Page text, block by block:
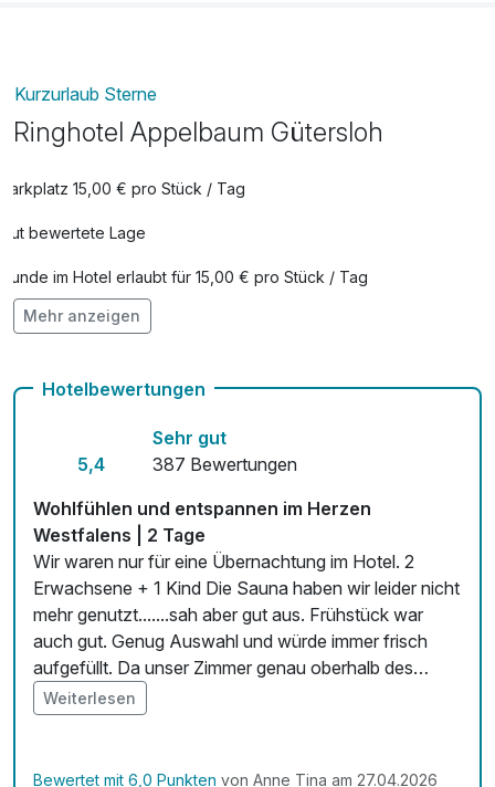
Extra HeimatGenuss-Frühstück
pro Person
pro Stück
Flasche Champagner
pro Stück
Kinder-Zustellbett
pro Nacht
Lunchpaket
pro Person
Massage 45,00 €
pro Person (30 Minuten)
Obstkorb 15,00 €
pro Zimmer
Kurzurlaub Sterne
Ringhotel Appelbaum Gütersloh
Parkplatz 15,00 € pro Stück / Tag
Gut bewertete Lage
Hunde im Hotel erlaubt für 15,00 € pro Stück / Tag
Auch vegetarische Speisen
Mit Hotelbar
Mehr anzeigen
Hotelbewertungen
5,4
Sehr gut
387 Bewertungen
Wohlfühlen und entspannen im Herzen
Westfalens | 2 Tage
Wir waren nur für eine Übernachtung im Hotel. 2
Erwachsene + 1 Kind Die Sauna haben wir leider nicht
mehr genutzt.......sah aber gut aus. Frühstück war
auch gut. Genug Auswahl und würde immer frisch
aufgefüllt. Da unser Zimmer genau oberhalb des
Eingangs war, war es auch noch um 23 Uhr ziemlich
laut, da dauert unten kleine Gruppen standen und sich
Weiterlesen
Bewertet mit 6,0 Punkten von Anne Tina am 27.04.2026